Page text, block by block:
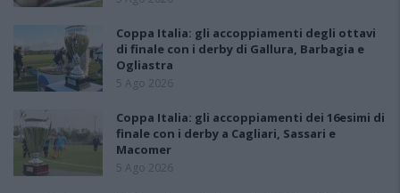
Coppa Italia: gli accoppiamenti degli ottavi
di finale con i derby di Gallura, Barbagia e
Ogliastra
5 Ago 2026
Coppa Italia: gli accoppiamenti dei 16esimi di
finale con i derby a Cagliari, Sassari e
Macomer
5 Ago 2026